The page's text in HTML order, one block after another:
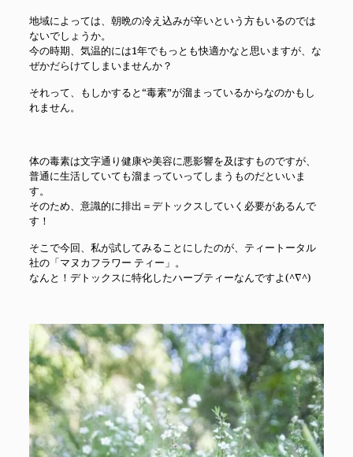
地域によっては、朝晩の冷え込みが辛いという方もいるのでは
ないでしょうか。
今の時期、気温的には1年でもっとも快適かなと思いますが、な
ぜかだらけてしまいませんか？
それって、もしかすると“毒素”が溜まっているからなのかもし
れません。
体の毒素は文字通り健康や美容に悪影響を及ぼすものですが、
普通に生活していても溜まっていってしまうものだといいま
す。
そのため、意識的に排出＝デトックスしていく必要があるんで
す！
そこで今回、私が試してみることにしたのが、ティートータル
社の「マヌカフラワー ティー」。
なんと！デトックスに特化したハーブティーなんですよ(^∇^)